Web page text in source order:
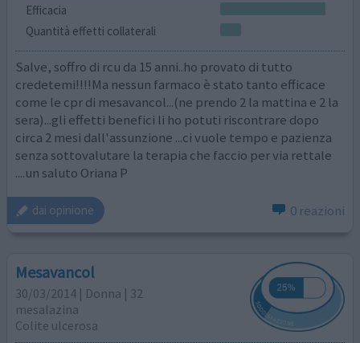
Efficacia
Quantità effetti collaterali
Salve, soffro di rcu da 15 anni..ho provato di tutto
credetemi!!!!Ma nessun farmaco è stato tanto efficace
come le cpr di mesavancol...(ne prendo 2 la mattina e 2 la
sera)...gli effetti benefici li ho potuti riscontrare dopo
circa 2 mesi dall'assunzione ...ci vuole tempo e pazienza
senza sottovalutare la terapia che faccio per via rettale
....un saluto Oriana P
dai opinione 0 reazioni
Mesavancol
30/03/2014 | Donna | 32
mesalazina
Colite ulcerosa